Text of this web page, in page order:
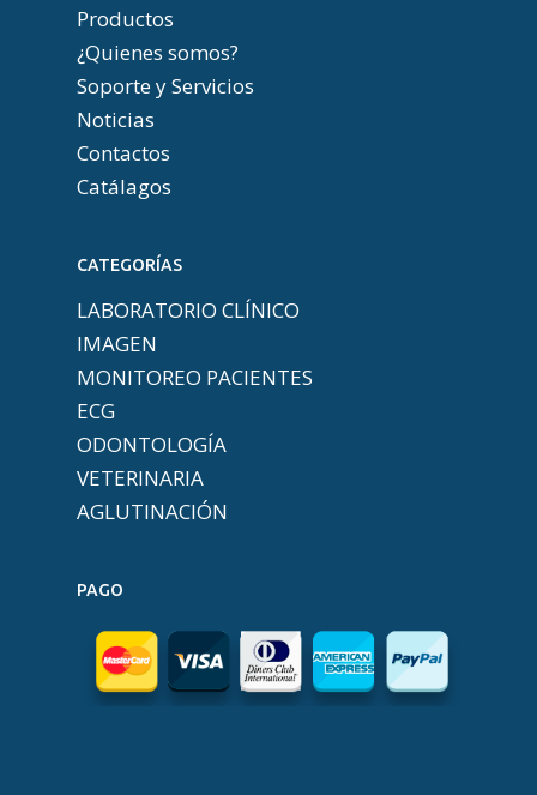
Productos
¿Quienes somos?
Soporte y Servicios
Noticias
Contactos
Catálagos
CATEGORÍAS
LABORATORIO CLÍNICO
IMAGEN
MONITOREO PACIENTES
ECG
ODONTOLOGÍA
VETERINARIA
AGLUTINACIÓN
PAGO